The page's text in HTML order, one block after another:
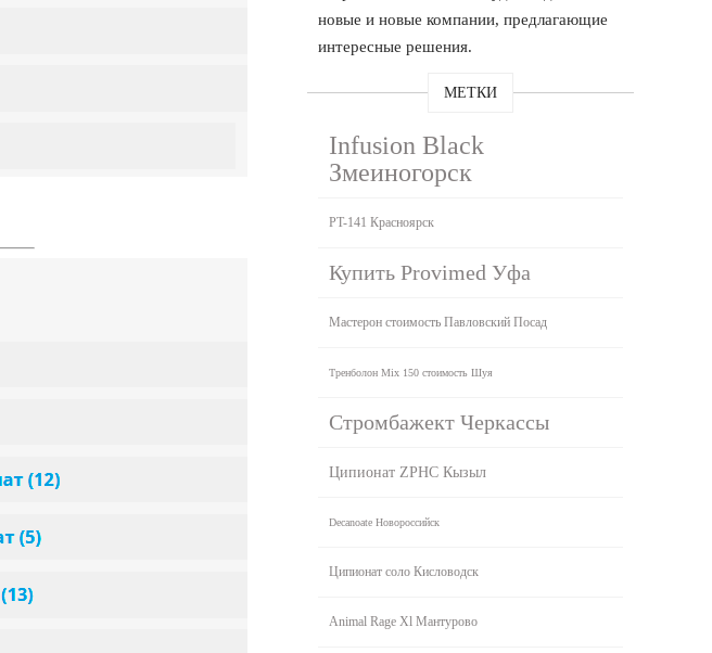
новые и новые компании, предлагающие
интересные решения.
МЕТКИ
Infusion Black
Змеиногорск
PT-141 Красноярск
Купить Provimed Уфа
Мастерон стоимость Павловский Посад
Тренболон Mix 150 стоимость Шуя
Стромбажект Черкассы
Ципионат ZPHC Кызыл
Decanoate Новороссийск
Ципионат соло Кисловодск
Animal Rage Xl Мантурово